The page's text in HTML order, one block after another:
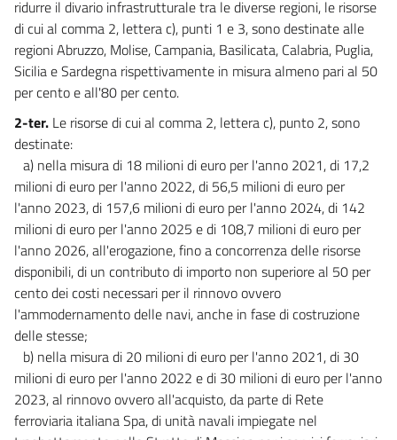
ridurre il divario infrastrutturale tra le diverse regioni, le risorse
di cui al comma 2, lettera c), punti 1 e 3, sono destinate alle
regioni Abruzzo, Molise, Campania, Basilicata, Calabria, Puglia,
Sicilia e Sardegna rispettivamente in misura almeno pari al 50
per cento e all'80 per cento.
2-ter. Le risorse di cui al comma 2, lettera c), punto 2, sono
destinate:
a) nella misura di 18 milioni di euro per l'anno 2021, di 17,2
milioni di euro per l'anno 2022, di 56,5 milioni di euro per
l'anno 2023, di 157,6 milioni di euro per l'anno 2024, di 142
milioni di euro per l'anno 2025 e di 108,7 milioni di euro per
l'anno 2026, all'erogazione, fino a concorrenza delle risorse
disponibili, di un contributo di importo non superiore al 50 per
cento dei costi necessari per il rinnovo ovvero
l'ammodernamento delle navi, anche in fase di costruzione
delle stesse;
b) nella misura di 20 milioni di euro per l'anno 2021, di 30
milioni di euro per l'anno 2022 e di 30 milioni di euro per l'anno
2023, al rinnovo ovvero all'acquisto, da parte di Rete
ferroviaria italiana Spa, di unità navali impiegate nel